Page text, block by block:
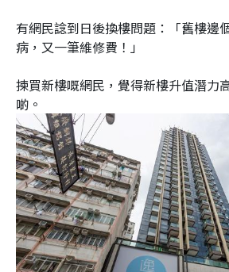
有網民諗到日後換樓問題：「舊樓邊
病，又一筆維修費！」
揀買新樓嘅網民，覺得新樓升值潛力
啲。